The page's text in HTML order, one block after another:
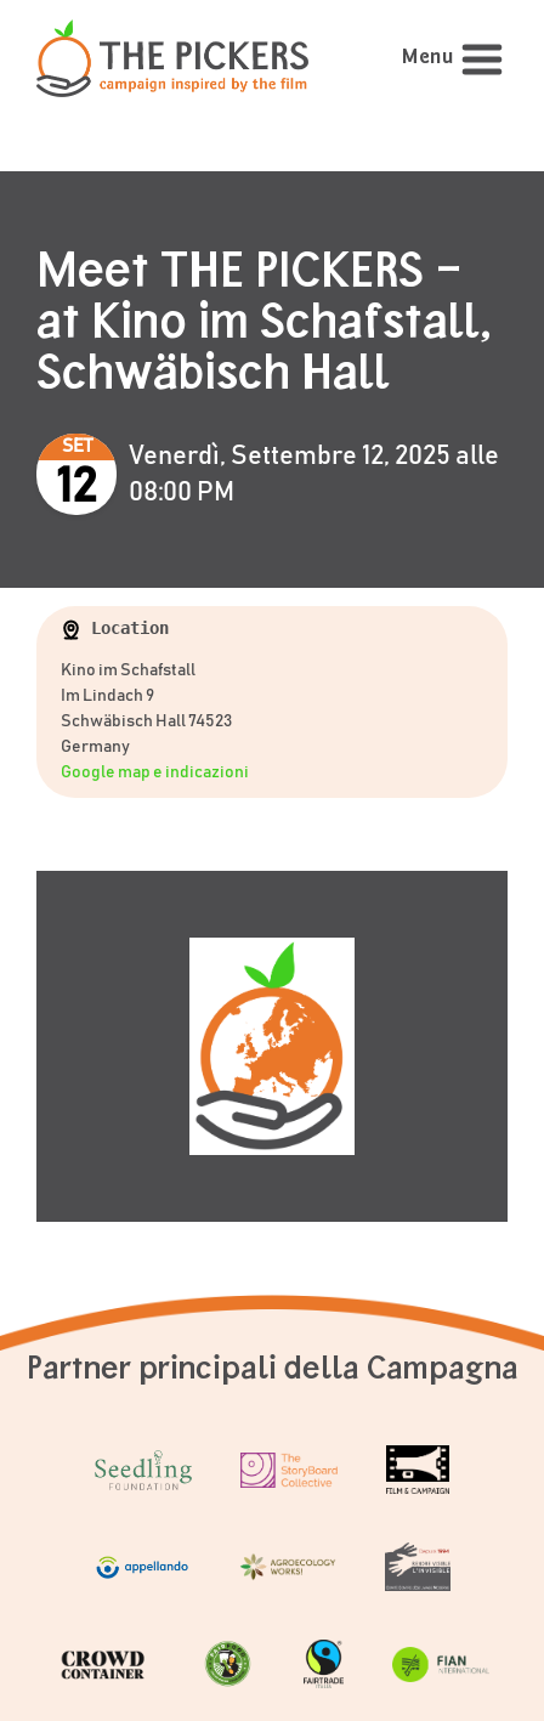
Menu
Meet THE PICKERS –
at Kino im Schafstall,
Schwäbisch Hall
SET
12
Venerdì, Settembre 12, 2025 alle
08:00 PM
Location
Kino im Schafstall
Im Lindach 9
Schwäbisch Hall 74523
Germany
Google map e indicazioni
Partner principali della Campagna